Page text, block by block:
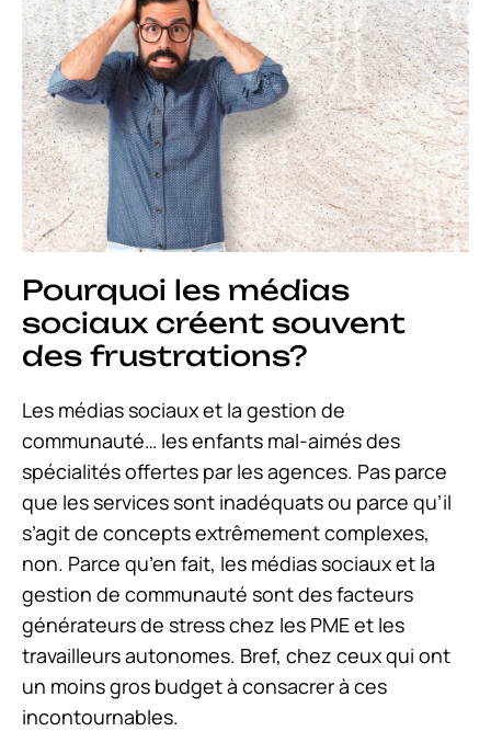
Pourquoi les médias
sociaux créent souvent
des frustrations?
Les médias sociaux et la gestion de
communauté… les enfants mal-aimés des
spécialités offertes par les agences. Pas parce
que les services sont inadéquats ou parce qu’il
s’agit de concepts extrêmement complexes,
non. Parce qu’en fait, les médias sociaux et la
gestion de communauté sont des facteurs
générateurs de stress chez les PME et les
travailleurs autonomes. Bref, chez ceux qui ont
un moins gros budget à consacrer à ces
incontournables.